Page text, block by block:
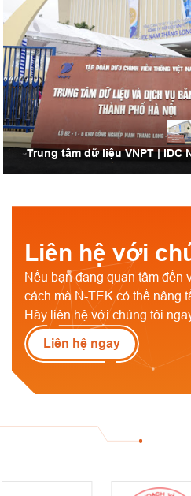
Trung tâm dữ liệu VNPT | IDC
Liên hệ với
Nếu bạn đang quan tâm đến
cách mà N-TEK có thể nâng
Hãy liên hệ với chúng tôi
Liên hệ ngay